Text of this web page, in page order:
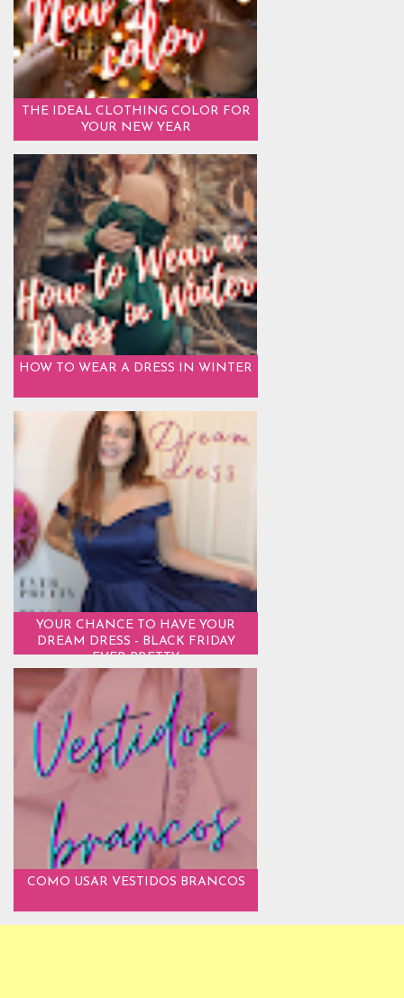
THE IDEAL CLOTHING COLOR FOR
YOUR NEW YEAR
HOW TO WEAR A DRESS IN WINTER
YOUR CHANCE TO HAVE YOUR
DREAM DRESS - BLACK FRIDAY
EVER PRETTY
COMO USAR VESTIDOS BRANCOS